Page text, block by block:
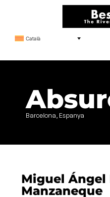
Català
Barcelona, Espanya
Miguel Ángel
Manzaneque